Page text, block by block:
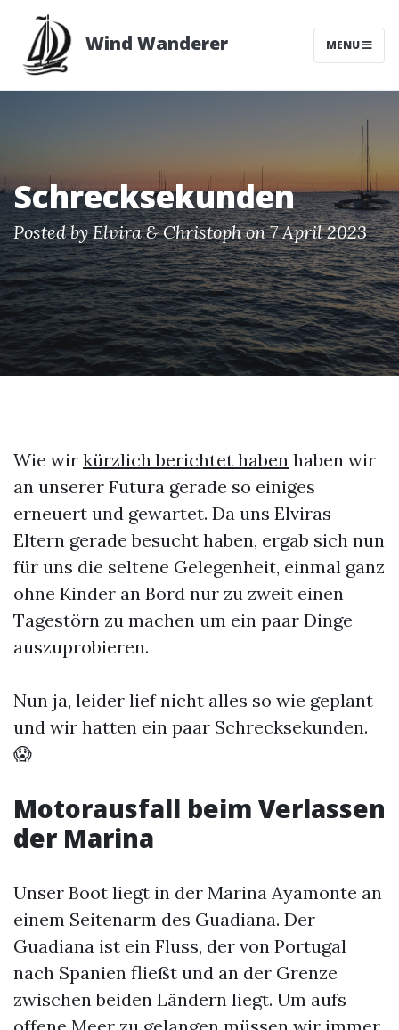
Wind Wanderer MENU
Schrecksekunden
Posted byElvira & Christophon 7 April 2023
Wie wir kürzlich berichtet haben haben wir
an unserer Futura gerade so einiges
erneuert und gewartet. Da uns Elviras
Eltern gerade besucht haben, ergab sich nun
für uns die seltene Gelegenheit, einmal ganz
ohne Kinder an Bord nur zu zweit einen
Tagestörn zu machen um ein paar Dinge
auszuprobieren.
Nun ja, leider lief nicht alles so wie geplant
und wir hatten ein paar Schrecksekunden.
😱
Motorausfall beim Verlassen
der Marina
Unser Boot liegt in der Marina Ayamonte an
einem Seitenarm des Guadiana. Der
Guadiana ist ein Fluss, der von Portugal
nach Spanien fließt und an der Grenze
zwischen beiden Ländern liegt. Um aufs